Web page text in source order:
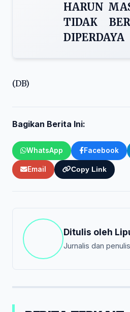
HARUN
TIDAK
DIPERDAYA
(DB)
Bagikan Berita Ini:
WhatsApp Facebook
Email Copy Link
Ditulis oleh
Jurnalis dan